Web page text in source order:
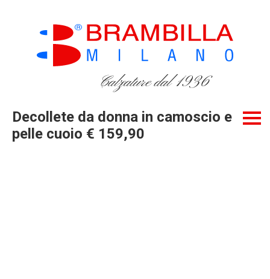
Calzature dal 1936
Decollete da donna in camoscio e
pelle cuoio € 159,90